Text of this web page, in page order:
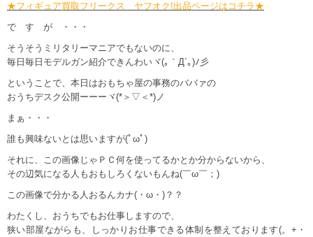
★フィギュア買取フリークス ヤフオク!出品ページはコチラ★
で す が ・・・
そうそうミリタリーマニアでもないのに、
毎日毎日モデルガン紹介できんわいヾ(｡｀Д´｡)ﾉ彡
ということで、本日はおもちゃ屋の事務のババァの
おうちデスク公開ーーーヾ(*＞▽＜*)ノ
まぁ・・・
誰も興味ないとは思いますが(ﾟωﾟ)
それに、この画像じゃＰＣ何を使ってるかとか分からないから、
その辺気になる人もおもしろくないもんね(￣ω￣；)
この画像で分かる人おるんカナ(・ω・)？？
わたくし、おうちでもお仕事しますので、
狭い部屋ながらも、しっかりお仕事できる体制を整えております(。+・